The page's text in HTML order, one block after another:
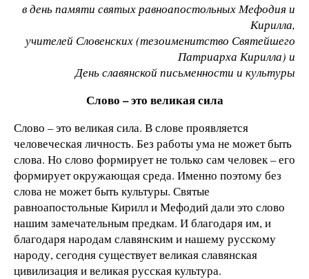
в день памяти святых равноапостольных Мефодия и
Кирилла,
учителей Словенских (тезоименитство Святейшего
Патриарха Кирилла) и
День славянской письменности и культуры
Слово – это великая сила
Слово – это великая сила. В слове проявляется
человеческая личность. Без работы ума не может быть
слова. Но слово формирует не только сам человек – его
формирует окружающая среда. Именно поэтому без
слова не может быть культуры. Святые
равноапостольные Кирилл и Мефодий дали это слово
нашим замечательным предкам. И благодаря им, и
благодаря народам славянским и нашему русскому
народу, сегодня существует великая славянская
цивилизация и великая русская культура.